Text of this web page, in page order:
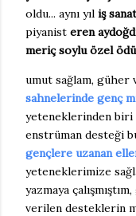
oldu... aynı yıl iş
piyanist eren
meriç soylu özel
umut sağlam,
sahnelerinde genç
yeteneklerinden biri
enstrüman desteği
gençlere uzanan
yeteneklerimize
yazmaya
verilen desteklerin